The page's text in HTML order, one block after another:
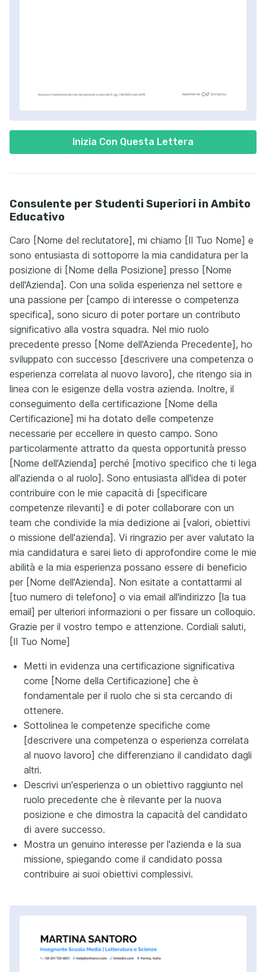
Inizia Con Questa Lettera
Consulente per Studenti Superiori in Ambito
Educativo
Caro [Nome del reclutatore], mi chiamo [Il Tuo Nome] e
sono entusiasta di sottoporre la mia candidatura per la
posizione di [Nome della Posizione] presso [Nome
dell'Azienda]. Con una solida esperienza nel settore e
una passione per [campo di interesse o competenza
specifica], sono sicuro di poter portare un contributo
significativo alla vostra squadra. Nel mio ruolo
precedente presso [Nome dell'Azienda Precedente], ho
sviluppato con successo [descrivere una competenza o
esperienza correlata al nuovo lavoro], che ritengo sia in
linea con le esigenze della vostra azienda. Inoltre, il
conseguimento della certificazione [Nome della
Certificazione] mi ha dotato delle competenze
necessarie per eccellere in questo campo. Sono
particolarmente attratto da questa opportunità presso
[Nome dell'Azienda] perché [motivo specifico che ti lega
all'azienda o al ruolo]. Sono entusiasta all'idea di poter
contribuire con le mie capacità di [specificare
competenze rilevanti] e di poter collaborare con un
team che condivide la mia dedizione ai [valori, obiettivi
o missione dell'azienda]. Vi ringrazio per aver valutato la
mia candidatura e sarei lieto di approfondire come le mie
abilità e la mia esperienza possano essere di beneficio
per [Nome dell'Azienda]. Non esitate a contattarmi al
[tuo numero di telefono] o via email all'indirizzo [la tua
email] per ulteriori informazioni o per fissare un colloquio.
Grazie per il vostro tempo e attenzione. Cordiali saluti,
[Il Tuo Nome]
Metti in evidenza una certificazione significativa
come [Nome della Certificazione] che è
fondamentale per il ruolo che si sta cercando di
ottenere.
Sottolinea le competenze specifiche come
[descrivere una competenza o esperienza correlata
al nuovo lavoro] che differenziano il candidato dagli
altri.
Descrivi un'esperienza o un obiettivo raggiunto nel
ruolo precedente che è rilevante per la nuova
posizione e che dimostra la capacità del candidato
di avere successo.
Mostra un genuino interesse per l'azienda e la sua
missione, spiegando come il candidato possa
contribuire ai suoi obiettivi complessivi.